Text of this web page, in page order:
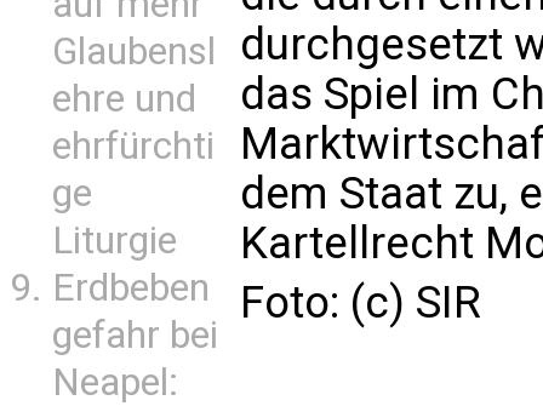
Glaubensl
ehre und
ehrfürchti
ge
Liturgie
Erdbeben
gefahr bei
Neapel:
durchgesetzt
das Spiel im
dem Staat zu,
Kartellrecht
Foto: (c) SIR